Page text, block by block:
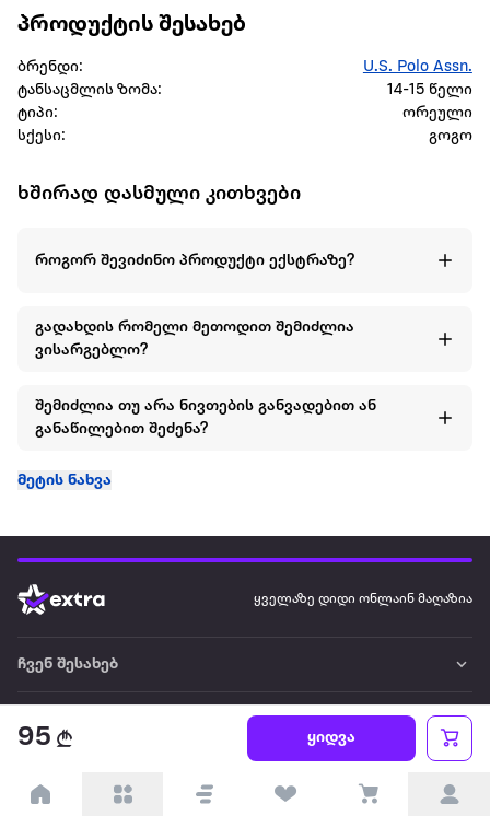
თავისი მარტივი და ელეგანტური გარეგნობით იგი არის
გამოყენება შესაძლებელია ცალ-ცალკე და
შესაძლებელია სხვადასხვა კომბინაციების შექმნა.
დამზადებულია თანამედროვე დიზაინით, გამოიყენება
იწვევს ოფლიანობას, არ აღიზიანებს კანს. ქსოვილი არ
ხუნდება და არ იცვლის ფერს.
ეს ორეული ყოველთვის ენდომება ბიჭებს ჰქონდეთ
შემადგენლობა: ზედა: 100% ბამბა ქვედა: 100% ბამბა
სქესი: გოგო
95 ყიდვა
პროდუქტის შესახებ
ბრენდი:
U.S. Polo Assn.
ტანსაცმლის ზომა:
14-15 წელი
ტიპი:
ორეული
სქესი:
გოგო
ხშირად დასმული კითხვები
როგორ შევიძინო პროდუქტი ექსტრაზე?
გადახდის რომელი მეთოდით შემიძლია
ვისარგებლო?
შემიძლია თუ არა ნივთების განვადებით ან
განაწილებით შეძენა?
მეტის ნახვა
ყველაზე დიდი ონლაინ მაღაზია
ჩვენ შესახებ